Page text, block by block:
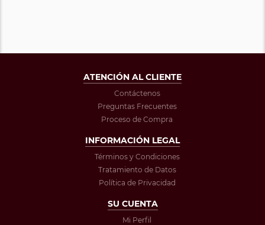
ATENCIÓN AL CLIENTE
Contáctenos
Preguntas Frecuentes
Proceso de Compra
INFORMACIÓN LEGAL
Términos y Condiciones
Tratamiento de Datos
Política de Privacidad
SU CUENTA
Mi Perfil